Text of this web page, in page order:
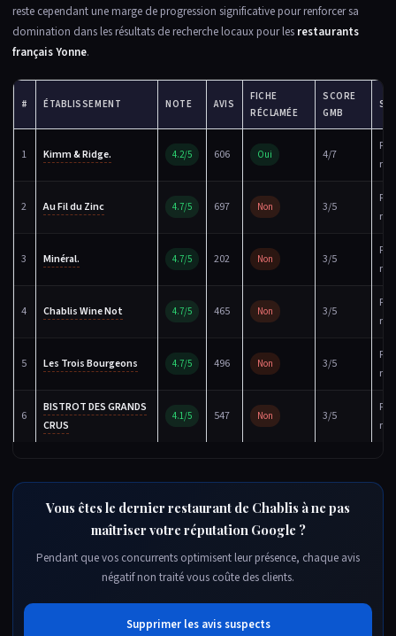
reste cependant une marge de progression significative pour renforcer sa
domination dans les résultats de recherche locaux pour les restaurants
français Yonne.
# ÉTABLISSEMENT NOTE AVIS
FICHE
RÉCLAMÉE
SCORE
GMB
1 Kimm & Ridge. 4.2/5 606 Oui 4/7
2 Au Fil du Zinc 4.7/5 697 Non 3/5
3 Minéral. 4.7/5 202 Non 3/5
4 Chablis Wine Not 4.7/5 465 Non 3/5
5 Les Trois Bourgeons 4.7/5 496 Non 3/5
6
BISTROT DES GRANDS
CRUS
4.1/5 547 Non 3/5
Vous êtes le dernier restaurant de Chablis à ne pas
maîtriser votre réputation Google ?
Pendant que vos concurrents optimisent leur présence, chaque avis
négatif non traité vous coûte des clients.
Supprimer les avis suspects